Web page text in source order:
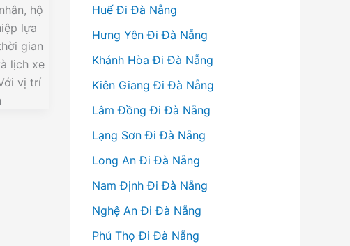
hộ
lựa
gian
lịch xe
vị trí
Huế Đi Đà Nẵng
Hưng Yên Đi Đà Nẵng
Khánh Hòa Đi Đà Nẵng
Kiên Giang Đi Đà Nẵng
Lâm Đồng Đi Đà Nẵng
Lạng Sơn Đi Đà Nẵng
Long An Đi Đà Nẵng
Nam Định Đi Đà Nẵng
Nghệ An Đi Đà Nẵng
Phú Thọ Đi Đà Nẵng